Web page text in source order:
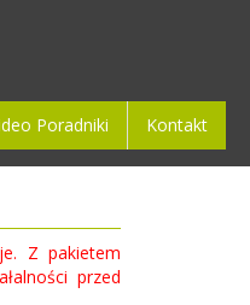
Poradniki Kontakt
Z pakietem
przed